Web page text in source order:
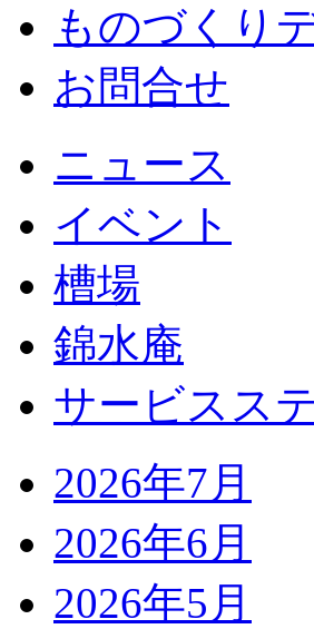
ものづくり
お問合せ
ニュース
イベント
槽場
錦水庵
サービスス
2026年7月
2026年6月
2026年5月